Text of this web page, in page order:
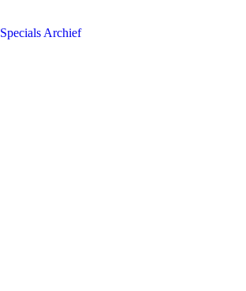
Specials Archief